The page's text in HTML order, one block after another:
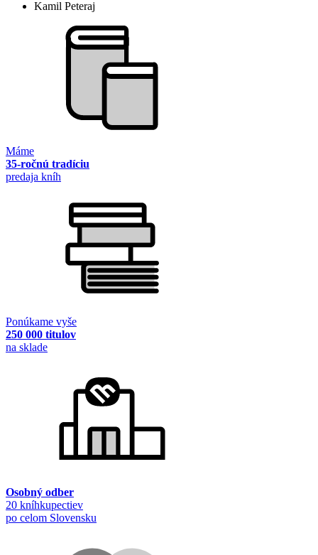
Kamil Peteraj
Máme
35-ročnú tradíciu
predaja kníh
Ponúkame vyše
250 000 titulov
na sklade
Osobný odber
20 kníhkupectiev
po celom Slovensku